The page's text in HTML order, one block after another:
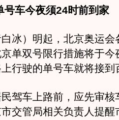
车今夜须24时前到家
）明起，北京奥运会
单双号限行措施将于今
行驶的单号车就将接到
车上路前，应先审核
交管局相关负责人提醒